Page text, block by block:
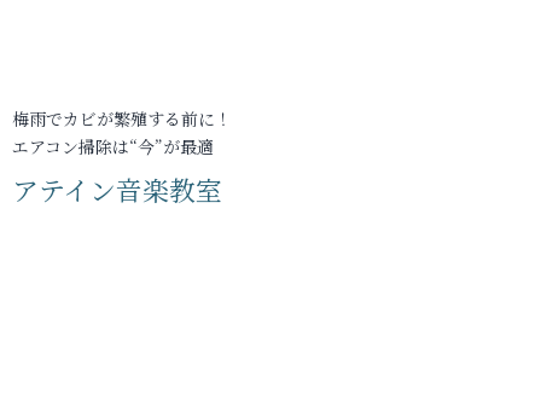
梅雨でカビが繁殖する前に！
エアコン掃除は“今”が最適
アテイン音楽教室